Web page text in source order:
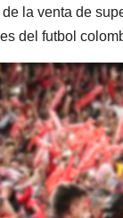
la venta de
del futbol